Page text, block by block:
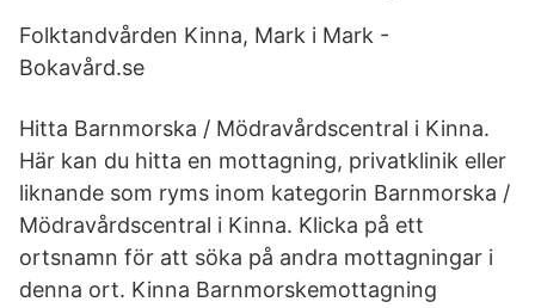
Folktandvården Kinna, Mark i Mark -
Bokavård.se
Hitta Barnmorska / Mödravårdscentral i Kinna.
Här kan du hitta en mottagning, privatklinik eller
liknande som ryms inom kategorin Barnmorska /
Mödravårdscentral i Kinna. Klicka på ett
ortsnamn för att söka på andra mottagningar i
denna ort. Kinna Barnmorskemottagning